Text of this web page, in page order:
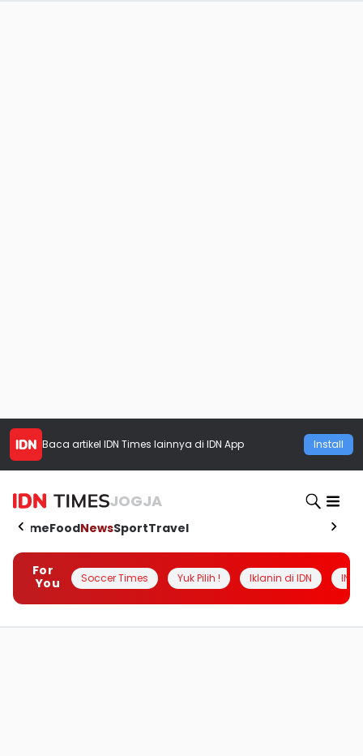
Baca artikel IDN Times lainnya di IDN App Install
JOGJA
HomeFoodNewsSportTravel
For
You
Soccer Times Yuk Pilih ! Iklanin di IDN